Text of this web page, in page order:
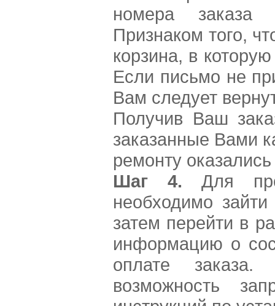
номера заказа
Признаком того,
корзина, в
Если письмо не
Вам следует
Получив Ваш
заказанные Вами
ремонту
Шаг 4. Для
необходимо
затем перейти в
информацию о
оплате заказа.
возможность